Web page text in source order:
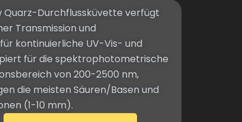
Quarz-Durchflussküvette verfügt
Transmission und
kontinuierliche UV-Vis- und
für die spektrophotometrische
von 200-2500 nm,
die meisten Säuren/Basen und
(1-10 mm).